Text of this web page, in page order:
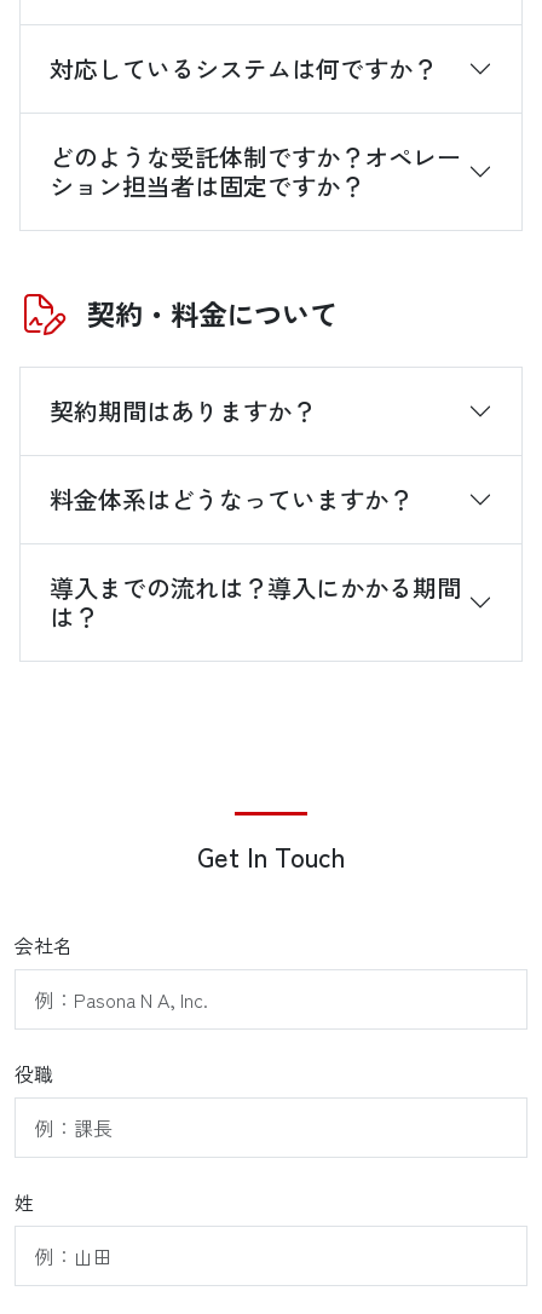
対応しているシステムは何ですか？
どのような受託体制ですか？オペレー
ション担当者は固定ですか？
契約・料金について
契約期間はありますか？
料金体系はどうなっていますか？
導入までの流れは？導入にかかる期間
は？
Get In Touch
会社名
役職
姓